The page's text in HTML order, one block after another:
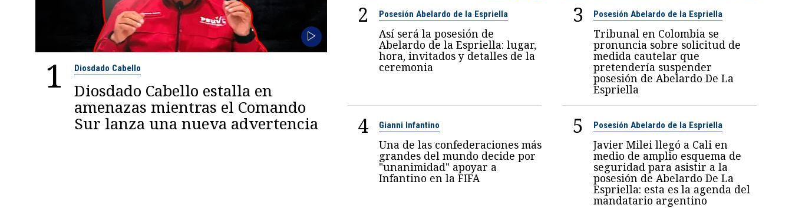
1 Diosdado Cabello
Diosdado Cabello estalla en
amenazas mientras el Comando
Sur lanza una nueva advertencia
2 Posesión Abelardo de la Espriella
Así será la posesión de
Abelardo de la Espriella: lugar,
hora, invitados y detalles de la
ceremonia
3 Posesión Abelardo de la Espriella
Tribunal en Colombia se
pronuncia sobre solicitud de
medida cautelar que
pretendería suspender
posesión de Abelardo De La
Espriella
4 Gianni Infantino
Una de las confederaciones más
grandes del mundo decide por
"unanimidad" apoyar a
Infantino en la FIFA
5 Posesión Abelardo de la Espriella
Javier Milei llegó a Cali en
medio de amplio esquema de
seguridad para asistir a la
posesión de Abelardo De La
Espriella: esta es la agenda del
mandatario argentino